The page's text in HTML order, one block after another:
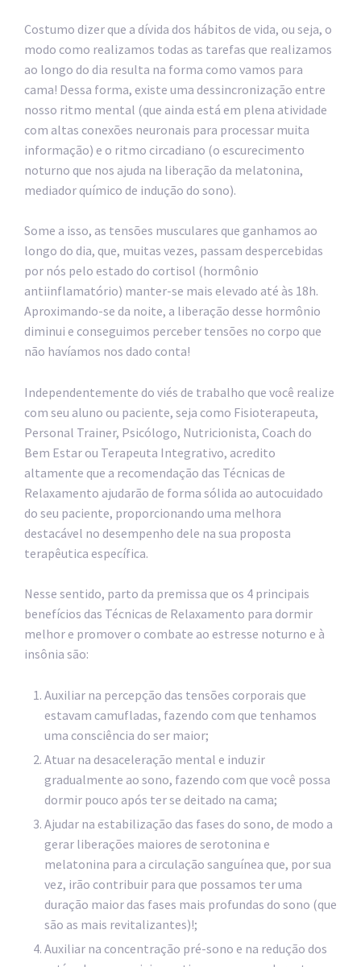
Costumo dizer que a dívida dos hábitos de vida, ou seja, o
modo como realizamos todas as tarefas que realizamos
ao longo do dia resulta na forma como vamos para
cama! Dessa forma, existe uma dessincronização entre
nosso ritmo mental (que ainda está em plena atividade
com altas conexões neuronais para processar muita
informação) e o ritmo circadiano (o escurecimento
noturno que nos ajuda na liberação da melatonina,
mediador químico de indução do sono).
Some a isso, as tensões musculares que ganhamos ao
longo do dia, que, muitas vezes, passam despercebidas
por nós pelo estado do cortisol (hormônio
antiinflamatório) manter-se mais elevado até às 18h.
Aproximando-se da noite, a liberação desse hormônio
diminui e conseguimos perceber tensões no corpo que
não havíamos nos dado conta!
Independentemente do viés de trabalho que você realize
com seu aluno ou paciente, seja como Fisioterapeuta,
Personal Trainer, Psicólogo, Nutricionista, Coach do
Bem Estar ou Terapeuta Integrativo, acredito
altamente que a recomendação das Técnicas de
Relaxamento ajudarão de forma sólida ao autocuidado
do seu paciente, proporcionando uma melhora
destacável no desempenho dele na sua proposta
terapêutica específica.
Nesse sentido, parto da premissa que os 4 principais
benefícios das Técnicas de Relaxamento para dormir
melhor e promover o combate ao estresse noturno e à
insônia são:
Auxiliar na percepção das tensões corporais que
estavam camufladas, fazendo com que tenhamos
uma consciência do ser maior;
Atuar na desaceleração mental e induzir
gradualmente ao sono, fazendo com que você possa
dormir pouco após ter se deitado na cama;
Ajudar na estabilização das fases do sono, de modo a
gerar liberações maiores de serotonina e
melatonina para a circulação sanguínea que, por sua
vez, irão contribuir para que possamos ter uma
duração maior das fases mais profundas do sono (que
são as mais revitalizantes)!;
Auxiliar na concentração pré-sono e na redução dos